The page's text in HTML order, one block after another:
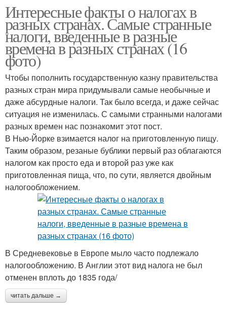
Интересные факты о налогах в
разных странах. Самые странные
налоги, введенные в разные
времена в разных странах (16
фото)
Чтобы пополнить государственную казну правительства
разных стран мира придумывали самые необычные и
даже абсурдные налоги. Так было всегда, и даже сейчас
ситуация не изменилась. С самыми странными налогами
разных времен нас познакомит этот пост.
В Нью-Йорке взимается налог на приготовленную пищу.
Таким образом, резаные бублики первый раз облагаются
налогом как просто еда и второй раз уже как
приготовленная пища, что, по сути, является двойным
налогообложением.
В Средневековье в Европе мыло часто подлежало
налогообложению. В Англии этот вид налога не был
отменен вплоть до 1835 года/
читать дальше →